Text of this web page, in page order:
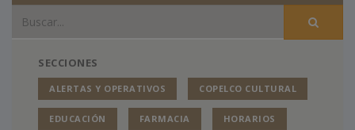
SECCIONES
ALERTAS Y OPERATIVOS COPELCO CULTURAL
EDUCACIÓN FARMACIA HORARIOS